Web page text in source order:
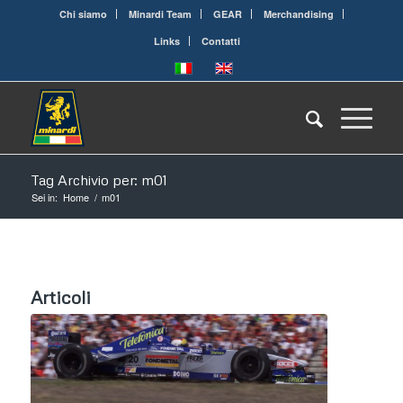
Chi siamo Minardi Team GEAR
Merchandising
Links
Contatti
Tag Archivio per: m01
Sei in: Home / m01
Articoli